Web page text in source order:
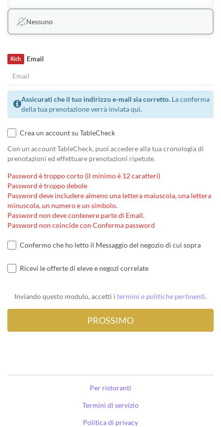
Nessuno
Email
Rich
Assicurati che il tuo indirizzo e-mail sia corretto. La conferma
della tua prenotazione verrà inviata qui.
Crea un account su TableCheck
Con un account TableCheck, puoi accedere alla tua cronologia di
prenotazioni ed effettuare prenotazioni ripetute.
Password è troppo corto (il minimo è 12 caratteri)
Password è troppo debole
Password deve includere almeno una lettera maiuscola, una lettera
minuscola, un numero e un simbolo.
Password non deve contenere parte di Email.
Password non coincide con Conferma password
Confermo che ho letto il Messaggio del negozio di cui sopra
Ricevi le offerte di eleve e negozi correlate
Inviando questo modulo, accetti i termini e politiche pertinenti.
Per ristoranti
Termini di servizio
Politica di privacy